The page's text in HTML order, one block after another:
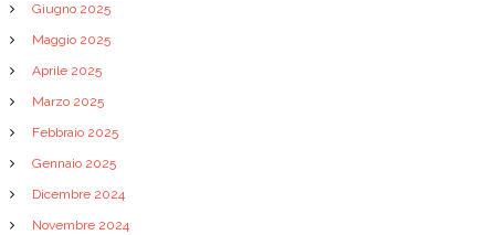
c
o
l
i
Giugno 2025
Maggio 2025
Aprile 2025
Marzo 2025
Febbraio 2025
Gennaio 2025
Dicembre 2024
Novembre 2024